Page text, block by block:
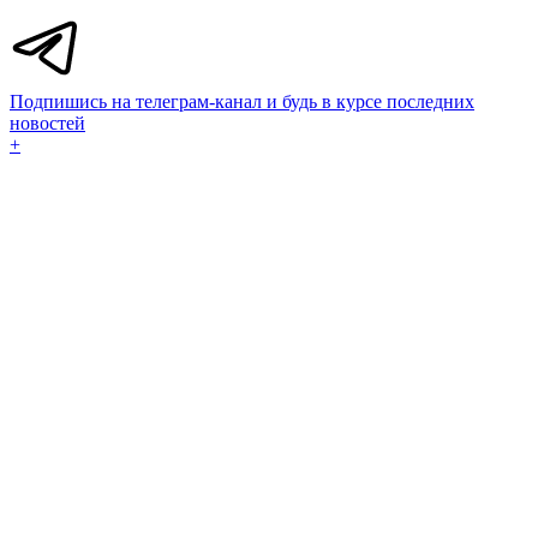
Подпишись на телеграм-канал и будь в курсе последних
новостей
+